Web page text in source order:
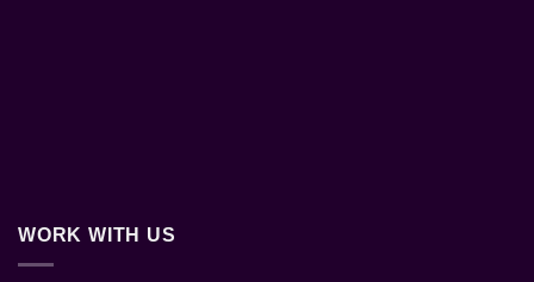
WORK WITH US